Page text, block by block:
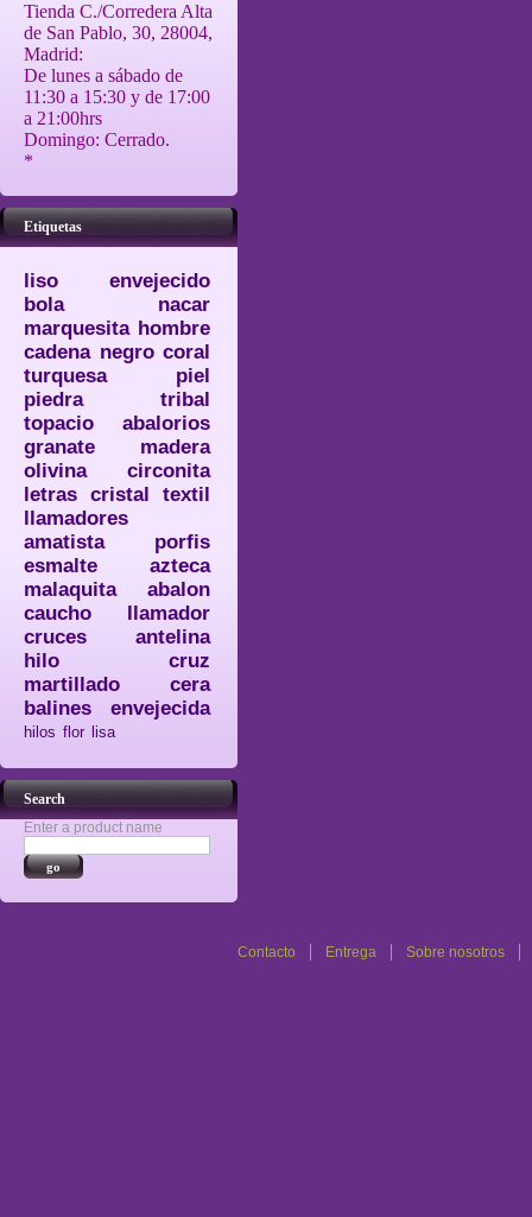
Tienda C./Corredera Alta
de San Pablo, 30, 28004,
Madrid:
De lunes a sábado de
11:30 a 15:30 y de 17:00
a 21:00hrs
Domingo: Cerrado.
*
Etiquetas
liso
envejecido
bola
nacar
marquesita hombre
cadena negro coral
turquesa
piel
piedra
tribal
topacio
abalorios
granate
madera
olivina
circonita
letras cristal
textil
llamadores
amatista
porfis
esmalte
azteca
malaquita
abalon
caucho
llamador
cruces
antelina
hilo
cruz
martillado
cera
balines
envejecida
hilos flor lisa
Search
Enter a product name
Contacto Entrega Sobre nosotros